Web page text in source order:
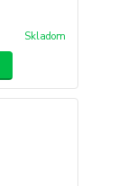
Skladom